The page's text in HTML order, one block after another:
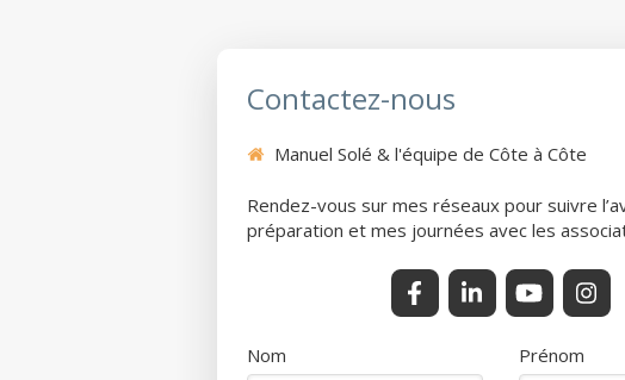
Contactez-nous
Manuel Solé & l'équipe de Côte à Côte
Rendez-vous sur mes réseaux pour suivre
préparation et mes journées avec les
Nom Prénom